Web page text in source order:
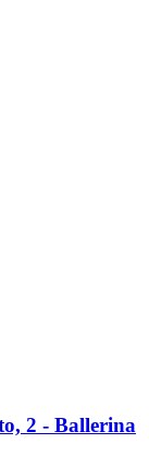
2 -​ Ballerina